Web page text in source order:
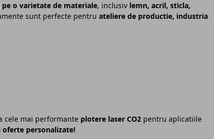
o varietate de materiale, inclusiv lemn, acril, sticla,
sunt perfecte pentru ateliere de productie, industria
cele mai performante plotere laser CO2pentru aplicatiile
personalizate!